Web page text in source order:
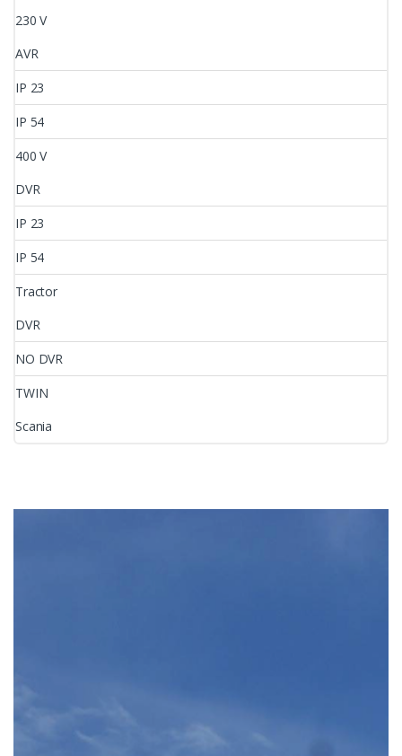
230 V
AVR
IP 23
IP 54
400 V
DVR
IP 23
IP 54
Tractor
DVR
NO DVR
TWIN
Scania